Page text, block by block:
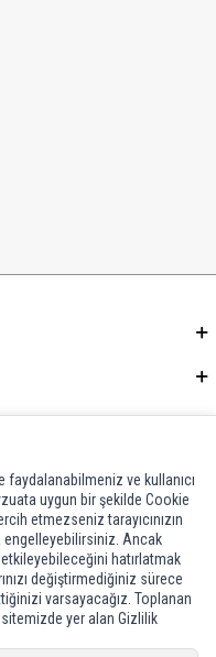
ve kullanıcı
uygun bir şekilde Cookie
etmezseniz tarayıcınızın
engelleyebilirsiniz. Ancak
etkileyebileceğini hatırlatmak
değiştirmediğiniz sürece
varsayacağız. Toplanan
yer alan Gizlilik